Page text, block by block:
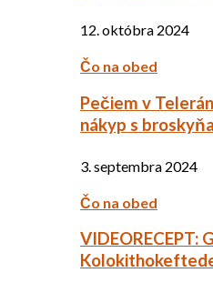
12. októbra 2024
Čo na obed
Pečiem v
nákyp s
3. septembra 2024
Čo na obed
VIDEORECEPT: